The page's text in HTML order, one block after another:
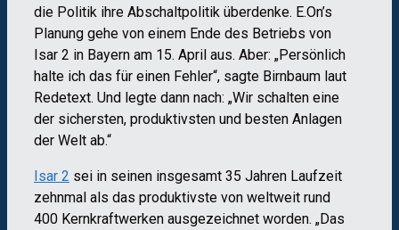
die Politik ihre Abschaltpolitik überdenke. E.On’s
Planung gehe von einem Ende des Betriebs von
Isar 2 in Bayern am 15. April aus. Aber: „Persönlich
halte ich das für einen Fehler“, sagte Birnbaum laut
Redetext. Und legte dann nach: „Wir schalten eine
der sichersten, produktivsten und besten Anlagen
der Welt ab.“
Isar 2 sei in seinen insgesamt 35 Jahren Laufzeit
zehnmal als das produktivste von weltweit rund
400 Kernkraftwerken ausgezeichnet worden. „Das